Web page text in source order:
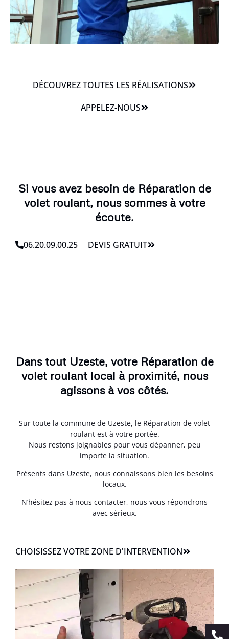
DÉCOUVREZ TOUTES LES RÉALISATIONS
APPELEZ-NOUS
Si vous avez besoin de Réparation de
volet roulant, nous sommes à votre
écoute.
06.20.09.00.25 DEVIS GRATUIT
Dans tout Uzeste, votre Réparation de
volet roulant local à proximité, nous
agissons à vos côtés.
Sur toute la commune de Uzeste, le Réparation de volet
roulant est à votre portée.
Nous restons joignables pour vous dépanner, peu
importe la situation.
Présents dans Uzeste, nous connaissons bien les besoins
locaux.
N’hésitez pas à nous contacter, nous vous répondrons
avec sérieux.
CHOISISSEZ VOTRE ZONE D'INTERVENTION